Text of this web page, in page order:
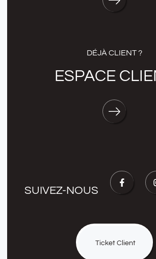
DÉJÀ CLIENT ?
ESPACE
Ticket Client
SUIVEZ-NOUS